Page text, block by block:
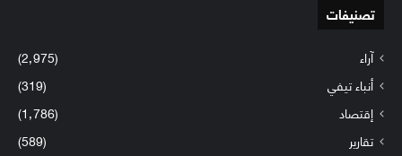
تصنيفات
آراء
(2٬975)
أنباء تيفي
(319)
إقتصاد
(1٬786)
تقارير
(589)